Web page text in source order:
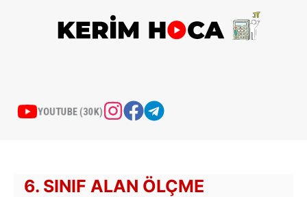
YOUTUBE (30K)
6. SINIF ALAN ÖLÇME